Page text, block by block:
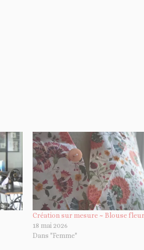
Création sur mesure ~ Blouse
18 mai 2026
Dans "Femme"